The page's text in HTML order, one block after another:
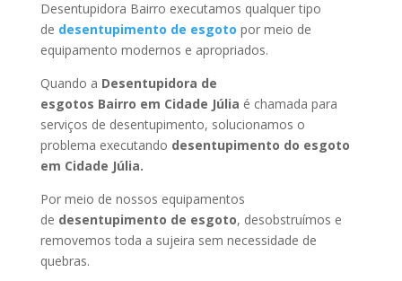
Desentupidora Bairro executamos qualquer tipo
de desentupimento de esgoto por meio de
equipamento modernos e apropriados.
Quando a Desentupidora de
esgotos Bairro em Cidade Júlia é chamada para
serviços de desentupimento, solucionamos o
problema executando desentupimento do esgoto
em Cidade Júlia.
Por meio de nossos equipamentos
de desentupimento de esgoto, desobstruímos e
removemos toda a sujeira sem necessidade de
quebras.